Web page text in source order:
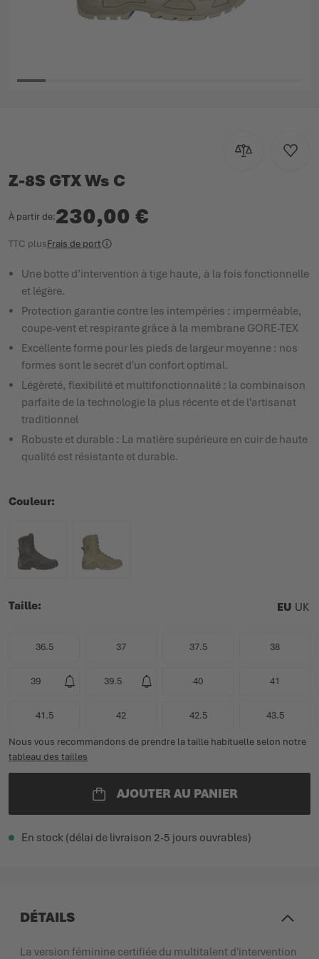
Ajouter au
Z-8S GTX Ws C
À partir de 230,00 €
TTC plusFrais de port
Une botte d’intervention à tige haute, à la fois fonctionnelle
et légère.
Protection garantie contre les intempéries : imperméable,
coupe-vent et respirante grâce à la membrane GORE-TEX
Excellente forme pour les pieds de largeur moyenne : nos
formes sont le secret d'un confort optimal.
Légèreté, flexibilité et multifonctionnalité : la combinaison
parfaite de la technologie la plus récente et de l'artisanat
traditionnel
Robuste et durable : La matière supérieure en cuir de haute
qualité est résistante et durable.
Couleur
Taille EU UK
36.5 37 37.5 38
39 39.5 40 41
41.5 42 42.5 43.5
Nous vous recommandons de prendre la taille habituelle selon notre
tableau des tailles
AJOUTER AU PANIER
En stock (délai de livraison 2-5 jours ouvrables)
DÉTAILS
La version féminine certifiée du multitalent d'intervention